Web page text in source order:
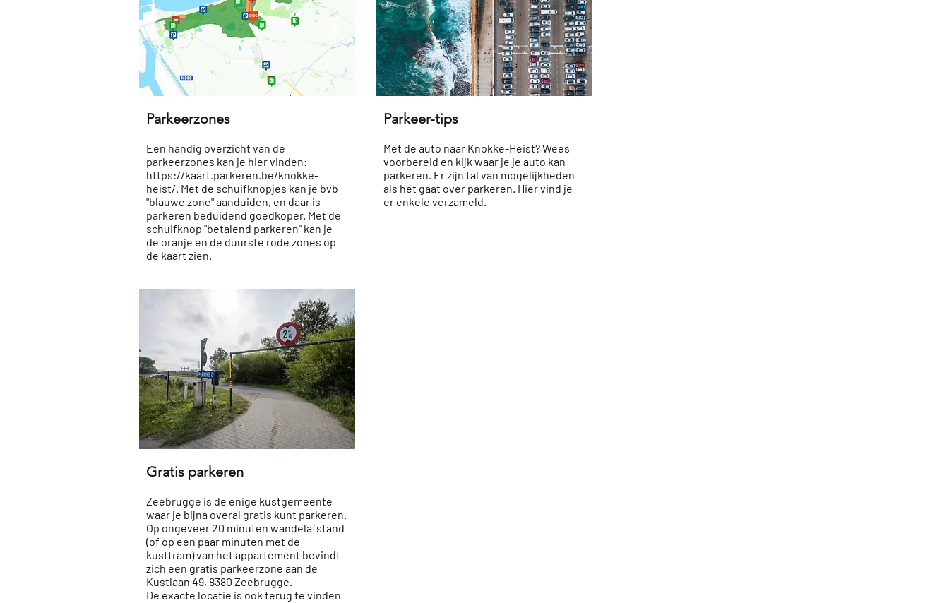
Parkeerzones
Een handig overzicht van de
parkeerzones kan je hier vinden:
https://kaart.parkeren.be/knokke-
heist/. Met de schuifknopjes kan je bvb
"blauwe zone" aanduiden, en daar is
parkeren beduidend goedkoper. Met de
schuifknop "betalend parkeren" kan je
de oranje en de duurste rode zones op
de kaart zien.
Parkeer-tips
Met de auto naar Knokke-Heist? Wees
voorbereid en kijk waar je je auto kan
parkeren. Er zijn tal van mogelijkheden
als het gaat over parkeren. Hiervind je
er enkele verzameld.
Gratis parkeren
Zeebrugge is de enige kustgemeente
waar je bijna overal gratis kunt parkeren.
Op ongeveer 20 minuten wandelafstand
(of op een paar minuten met de
kusttram) van het appartement bevindt
zich een gratis parkeerzone aan de
Kustlaan 49, 8380 Zeebrugge.
​De exacte locatie is ook terug te vinden